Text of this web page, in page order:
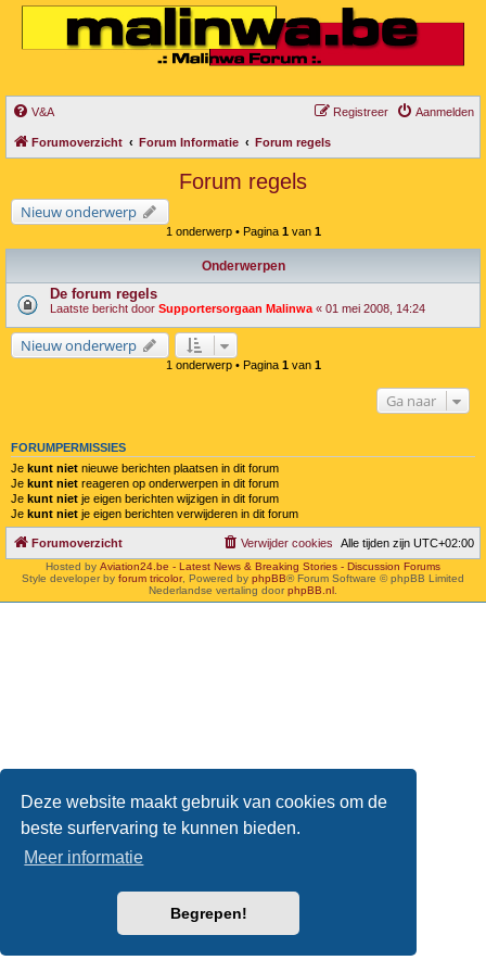
Deze website maakt gebruik van cookies om de
beste surfervaring te kunnen bieden.
Meer informatie
Begrepen!
V&A Aanmelden
Registreer
Forumoverzicht Forum Informatie Forum regels
Forum regels
Nieuw onderwerp
1 onderwerp • Pagina 1van 1
Onderwerpen
De forum regels
Laatste bericht door Supportersorgaan Malinwa « 01 mei 2008, 14:24
Nieuw onderwerp
1 onderwerp • Pagina 1van 1
Ga naar
FORUMPERMISSIES
Je kunt niet nieuwe berichten plaatsen in dit forum
Je kunt niet reageren op onderwerpen in dit forum
Je kunt niet je eigen berichten wijzigen in dit forum
Je kunt niet je eigen berichten verwijderen in dit forum
Forumoverzicht Alle tijden zijn UTC+02:00
Verwijder cookies
Hosted by Aviation24.be - Latest News & Breaking Stories - Discussion Forums
Style developer by forum tricolor, Powered by phpBB® Forum Software © phpBB Limited
Nederlandse vertaling doorphpBB.nl